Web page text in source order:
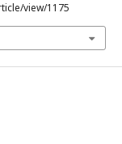
view/1175